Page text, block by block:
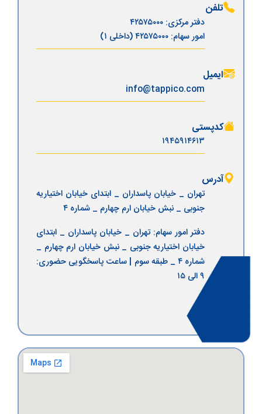
تلفن
دفتر مرکزی: ۴۲۵۷۵۰۰۰
امور سهام: ۴۲۵۷۵۰۰۰ (داخلی ۱)
ایمیل
info@tappico.com
کدپستی
۱۹۴۵۹۱۴۶۱۳
آدرس
تهران _ خیابان پاسداران _ ابتدای خیابان اختیاریه
جنوبی _ نبش خیابان ارم چهارم _ شماره ۴
دفتر امور سهام: تهران _ خیابان پاسداران _ ابتدای
خیابان اختیاریه جنوبی _ نبش خیابان ارم چهارم _
شماره ۴ _ طبقه سوم | ساعت پاسخگویی حضوری:
۹ الی ۱۵